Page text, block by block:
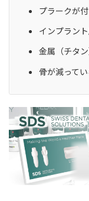
プラークが
インプラン
金属（チタ
骨が減って